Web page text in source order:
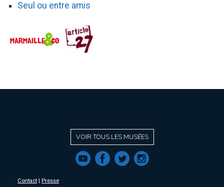
Seul ou entre amis
VOIR TOUS LES MUSÉES
f a b e
Contact | Presse